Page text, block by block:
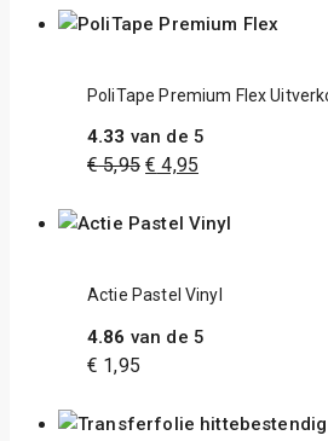
PoliTape Premium Flex
4.33 van de 5
€5,95 € 4,95
Actie Pastel Vinyl
4.86 van de 5
€ 1,95